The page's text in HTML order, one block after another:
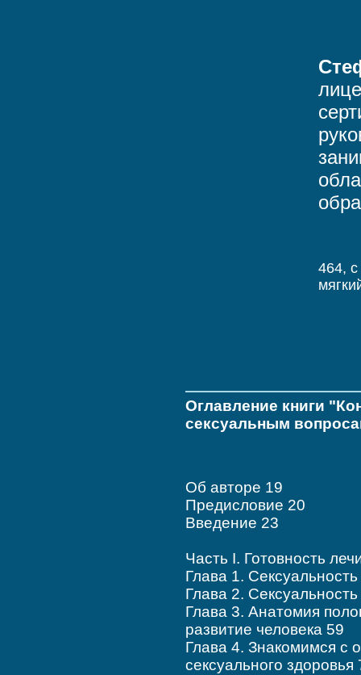
464,
Оглавление книги
сексуальным
Об авторе 19
Предисловие 20
Введение 23
Часть I. Готовность
Глава 1.
Глава 2.
Глава 3. Анатомия
развитие человека 59
Глава 4. Знакомимся с
сексуального здоровья